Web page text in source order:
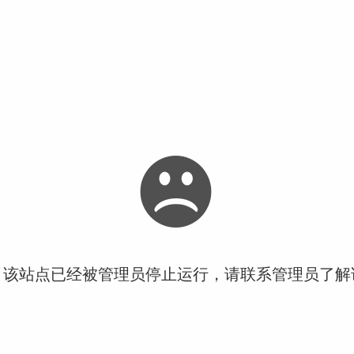
站点已经被管理员停止运行，请联系管理员了